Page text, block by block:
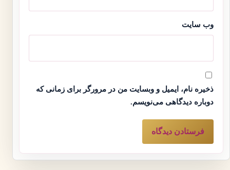
وب‌ سایت
ذخیره نام، ایمیل و وبسایت من در مرورگر برای زمانی که
دوباره دیدگاهی می‌نویسم.